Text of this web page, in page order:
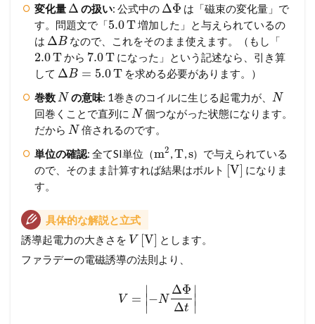
変化量 Δ の扱い: 公式中の ΔΦ は「磁束の変化量」で
す。問題文で「5.0T増加した」と与えられているの
は ΔBなので、これをそのまま使えます。（もし「
2.0Tから 7.0T になった」という記述なら、引き算
して ΔB = 5.0T を求める必要があります。）
巻数Nの意味: 1巻きのコイルに生じる起電力が、 N
回巻くことで直列に N個つながった状態になります。
だから N倍されるのです。
単位の確認: 全てSI単位（m2 ,T,s）で与えられている
ので、そのまま計算すれば結果はボルト [V] になりま
す。
具体的な解説と立式
誘導起電力の大きさを V [V] とします。
ファラデーの電磁誘導の法則より、
V =
∣
∣
∣−N
ΔΦ
Δt
∣
∣
∣